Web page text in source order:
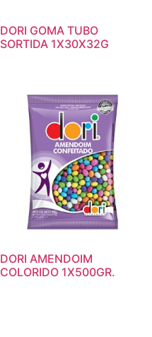
DORI GOMA TUBO
SORTIDA 1X30X32G
DORI AMENDOIM
COLORIDO 1X500GR.